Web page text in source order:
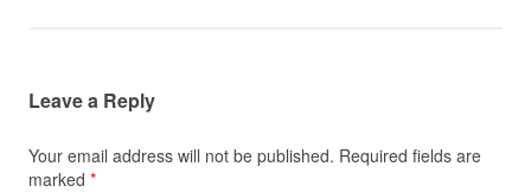
Leave a Reply
Your email address will not be published. Required fields are
marked *